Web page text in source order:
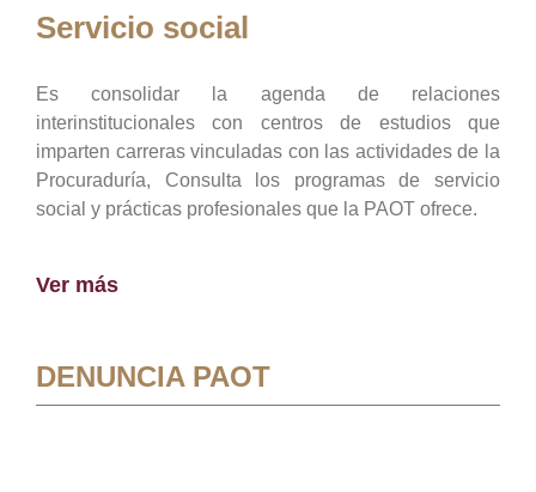
Servicio social
Es consolidar la agenda de relaciones
interinstitucionales con centros de estudios que
imparten carreras vinculadas con las actividades de la
Procuraduría, Consulta los programas de servicio
social y prácticas profesionales que la PAOT ofrece.
Ver más
DENUNCIA PAOT